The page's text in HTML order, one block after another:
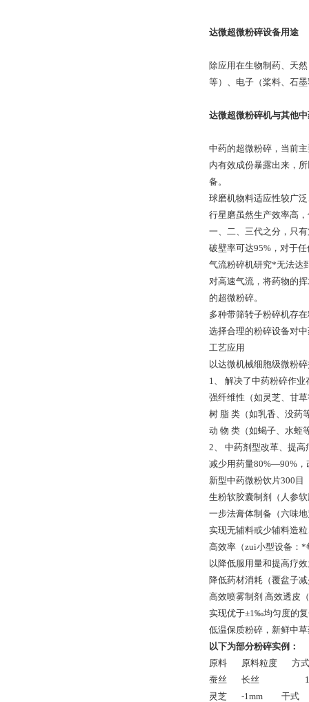
达微超微粉碎设备用途
除应用在生物制药、天
等）、电子（桨料、石
达微超微粉碎机与其他
中药的超微粉碎，当前
内有效成份暴露出来，
备。
球磨机物料适应性较广
行星磨虽然生产效率高
一、二、三代之分，只
破壁率可达95%，对于
气流粉碎机研究*无法达
对高速气流，将药物的
的超微粉碎。
多种带筛转子粉碎机存
选择合理的粉碎设备对
工艺应用
以达微机械细胞级微粉
1、 解决了中药粉碎作业
强纤维性（如灵芝、甘
树 脂 类（如乳香、没药
动 物 类（如蝎子、水蛭
2、 中药剂型改革、提
减少用药量80%—90%，
新型中药微粉饮片300目
生粉软胶囊制剂（人参
一步法膏体制备（六味
实现无辅料或少辅料造
高效率（zui小型设备：*
以降低服用量和提高疗
降低药材消耗（覆盆子
高效喷雾制剂 高效透皮
实现优于±1‰均匀度的
低温保质粉碎，新鲜中
以下为部分粉碎实例：
原料
原料粒度
方式
蚕丝
长丝
灵芝 -1mm 干式